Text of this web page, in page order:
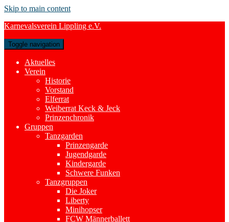
Skip to main content
Karnevalsverein Lippling e.V.
Toggle navigation
Aktuelles
Verein
Historie
Vorstand
Elferrat
Weiberrat Keck & Jeck
Prinzenchronik
Gruppen
Tanzgarden
Prinzengarde
Jugendgarde
Kindergarde
Schwere Funken
Tanzgruppen
Die Joker
Liberty
Minihopser
FCW Männerballett